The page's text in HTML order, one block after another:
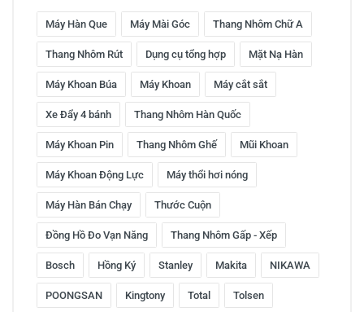
Máy Hàn Que Máy Mài Góc Thang Nhôm Chữ A
Thang Nhôm Rút Dụng cụ tổng hợp Mặt Nạ Hàn
Máy Khoan Búa Máy Khoan Máy cắt sắt
Xe Đẩy 4 bánh Thang Nhôm Hàn Quốc
Máy Khoan Pin Thang Nhôm Ghế Mũi Khoan
Máy Khoan Động Lực Máy thổi hơi nóng
Máy Hàn Bán Chạy Thước Cuộn
Đồng Hồ Đo Vạn Năng Thang Nhôm Gấp - Xếp
Bosch Hồng Ký Stanley Makita NIKAWA
POONGSAN Kingtony Total Tolsen